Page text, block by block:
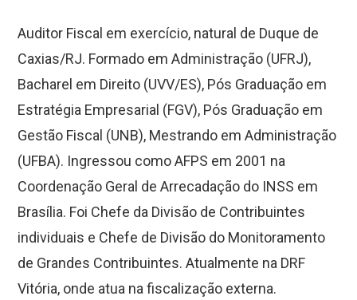
Auditor Fiscal em exercício, natural de Duque de
Caxias/RJ. Formado em Administração (UFRJ),
Bacharel em Direito (UVV/ES), Pós Graduação em
Estratégia Empresarial (FGV), Pós Graduação em
Gestão Fiscal (UNB), Mestrando em Administração
(UFBA). Ingressou como AFPS em 2001 na
Coordenação Geral de Arrecadação do INSS em
Brasília. Foi Chefe da Divisão de Contribuintes
individuais e Chefe de Divisão do Monitoramento
de Grandes Contribuintes. Atualmente na DRF
Vitória, onde atua na fiscalização externa.